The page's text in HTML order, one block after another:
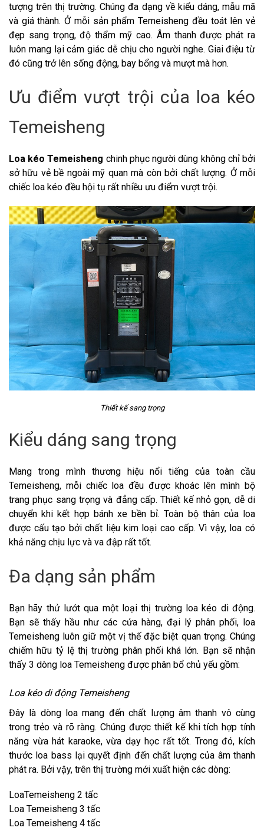
tượng trên thị trường. Chúng đa dạng về kiểu dáng, mẫu mã
và giá thành. Ở mỗi sản phẩm Temeisheng đều toát lên vẻ
đẹp sang trọng, độ thẩm mỹ cao. Âm thanh được phát ra
luôn mang lại cảm giác dễ chịu cho người nghe. Giai điệu từ
đó cũng trở lên sống động, bay bổng và mượt mà hơn.
Ưu điểm vượt trội của loa kéo
Temeisheng
Loa kéo Temeisheng chinh phục người dùng không chỉ bởi
sở hữu vẻ bề ngoài mỹ quan mà còn bởi chất lượng. Ở mỗi
chiếc loa kéo đều hội tụ rất nhiều ưu điểm vượt trội.
Thiết kế sang trọng
Kiểu dáng sang trọng
Mang trong mình thương hiệu nổi tiếng của toàn cầu
Temeisheng, mỗi chiếc loa đều được khoác lên mình bộ
trang phục sang trọng và đẳng cấp. Thiết kế nhỏ gọn, dễ di
chuyển khi kết hợp bánh xe bền bỉ. Toàn bộ thân của loa
được cấu tạo bởi chất liệu kim loại cao cấp. Vì vậy, loa có
khả năng chịu lực và va đập rất tốt.
Đa dạng sản phẩm
Bạn hãy thử lướt qua một loại thị trường loa kéo di động.
Bạn sẽ thấy hầu như các cửa hàng, đại lý phân phối, loa
Temeisheng luôn giữ một vị thế đặc biệt quan trọng. Chúng
chiếm hữu tỷ lệ thị trường phân phối khá lớn. Bạn sẽ nhận
thấy 3 dòng loa Temeisheng được phân bổ chủ yếu gồm:
Loa kéo di động Temeisheng
Đây là dòng loa mang đến chất lượng âm thanh vô cùng
trong trẻo và rõ ràng. Chúng được thiết kế khi tích hợp tính
năng vừa hát karaoke, vừa dạy học rất tốt. Trong đó, kích
thước loa bass lại quyết định đến chất lượng của âm thanh
phát ra. Bởi vậy, trên thị trường mới xuất hiện các dòng:
LoaTemeisheng 2 tấc
Loa Temeisheng 3 tấc
Loa Temeisheng 4 tấc